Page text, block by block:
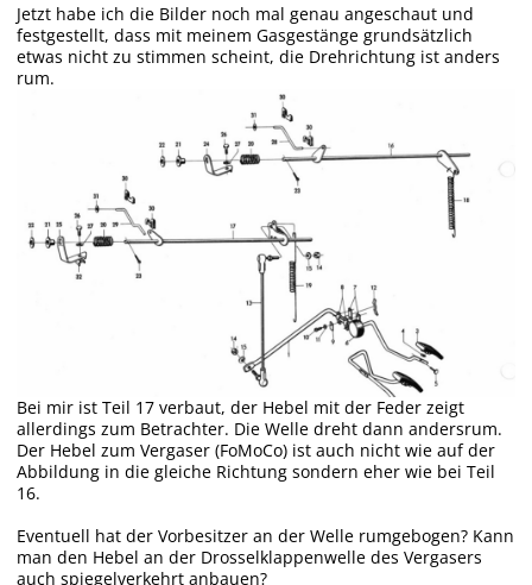
Jetzt habe ich die Bilder noch mal genau angeschaut und
festgestellt, dass mit meinem Gasgestänge grundsätzlich
etwas nicht zu stimmen scheint, die Drehrichtung ist anders
rum.
Bei mir ist Teil 17 verbaut, der Hebel mit der Feder zeigt
allerdings zum Betrachter. Die Welle dreht dann andersrum.
Der Hebel zum Vergaser (FoMoCo) ist auch nicht wie auf der
Abbildung in die gleiche Richtung sondern eher wie bei Teil
16.
Eventuell hat der Vorbesitzer an der Welle rumgebogen? Kann
man den Hebel an der Drosselklappenwelle des Vergasers
auch spiegelverkehrt anbauen?